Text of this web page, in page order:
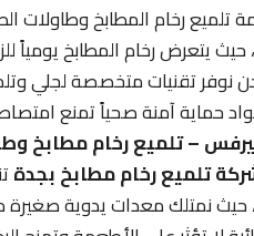
تلميع رخام المطابخ
يتعرض رخام المطابخ يومياً
نوفر تقنيات متخصصة لجلي
حماية آمنة صحياً تمنع
– تلميع رخام مطابخ
تلميع رخام مطابخ بجدة
نمتلك معدات يدوية صغيرة